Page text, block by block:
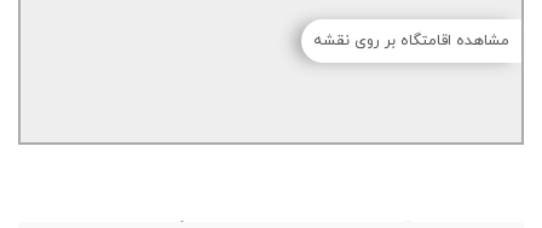
مشاهده اقامتگاه بر روی نقشه